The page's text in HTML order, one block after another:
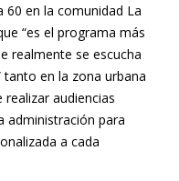
60 en la comunidad La
“es el programa más
realmente se escucha
tanto en la zona urbana
audiencias
administración para
a cada